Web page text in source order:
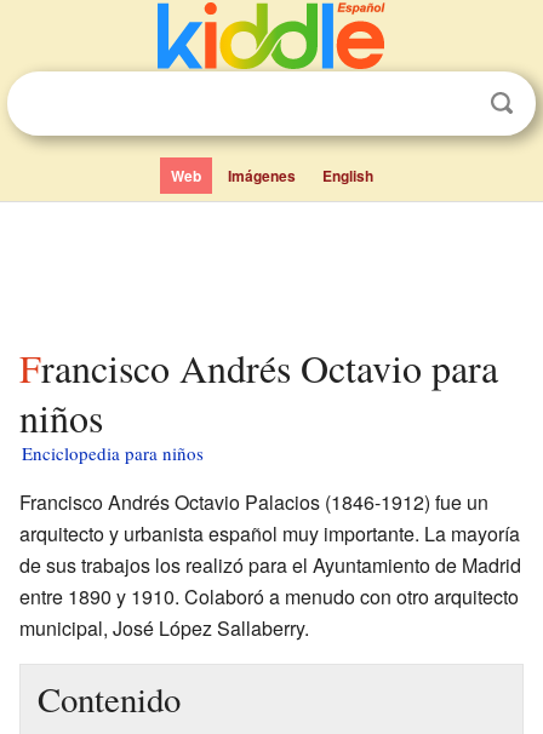
Web Imágenes English
Francisco Andrés Octavio para
niños
Enciclopedia para niños
Francisco Andrés Octavio Palacios (1846-1912) fue un
arquitecto y urbanista español muy importante. La mayoría
de sus trabajos los realizó para el Ayuntamiento de Madrid
entre 1890 y 1910. Colaboró a menudo con otro arquitecto
municipal, José López Sallaberry.
Contenido